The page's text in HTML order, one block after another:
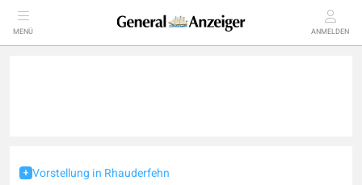
MENÜ ANMELDEN
Vorstellung in Rhauderfehn